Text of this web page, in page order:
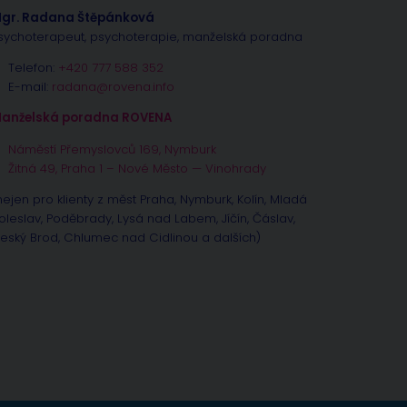
Radana Štěpánková
psychoterapie, manželská poradna
Telefon: +420 777 588 352
E-mail: radana@rovena.info
poradna ROVENA
Náměstí Přemyslovců 169, Nymburk
Žitná 49, Praha 1 – Nové Město — Vinohrady
pro klienty z měst Praha, Nymburk, Kolín, Mladá
Poděbrady, Lysá nad Labem, Jíčín, Čáslav,
Brod, Chlumec nad Cidlinou a dalších)